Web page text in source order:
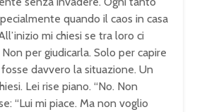
quando il caos in casa
mi chiesi se tra loro ci
per giudicarla. Solo per capire
davvero la situazione. Un
Lei rise piano. “No. Non
“Lui mi piace. Ma non voglio